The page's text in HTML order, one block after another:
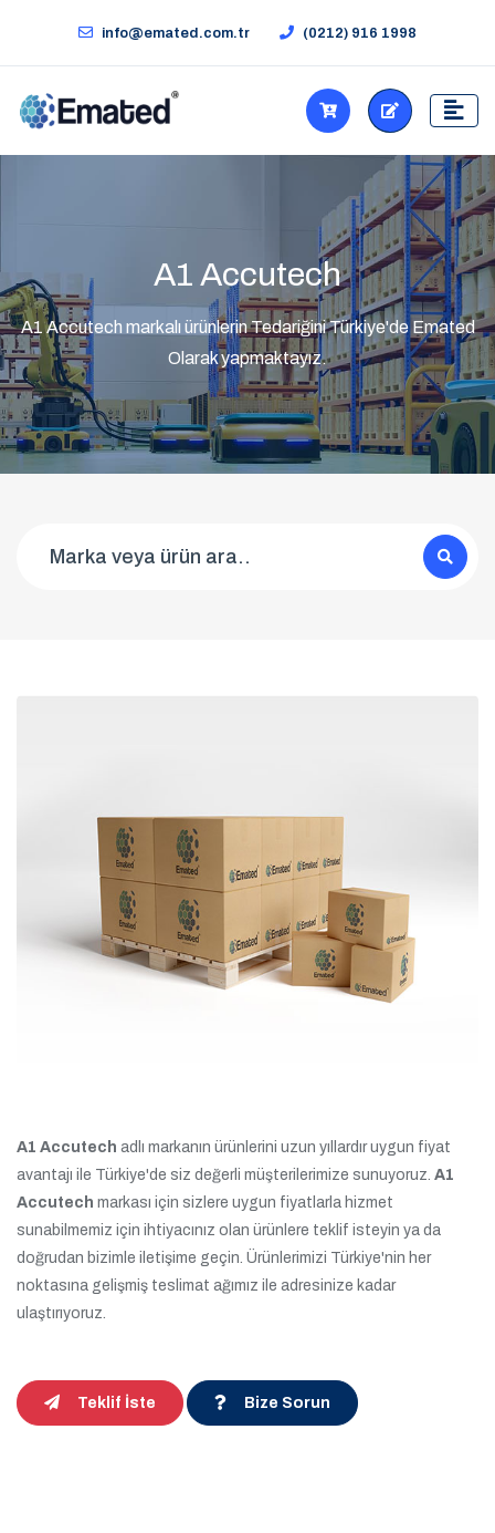
info@emated.com.tr (0212) 916 1998
A1 Accutech
A1 Accutech markalı ürünlerin Tedariğini Türkiye'de Emated
Olarak yapmaktayız.
A1 Accutech adlı markanın ürünlerini uzun yıllardır uygun fiyat
avantajı ile Türkiye'de siz değerli müşterilerimize sunuyoruz. A1
Accutech markası için sizlere uygun fiyatlarla hizmet
sunabilmemiz için ihtiyacınız olan ürünlere teklif isteyin ya da
doğrudan bizimle iletişime geçin. Ürünlerimizi Türkiye'nin her
noktasına gelişmiş teslimat ağımız ile adresinize kadar
ulaştırıyoruz.
Teklif İste Bize Sorun